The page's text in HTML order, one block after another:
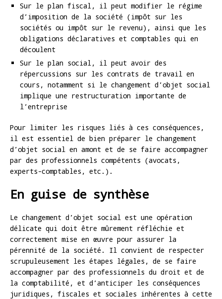
Sur le plan fiscal, il peut modifier le régime
d’imposition de la société (impôt sur les
sociétés ou impôt sur le revenu), ainsi que les
obligations déclaratives et comptables qui en
découlent
Sur le plan social, il peut avoir des
répercussions sur les contrats de travail en
cours, notamment si le changement d’objet social
implique une restructuration importante de
l’entreprise
Pour limiter les risques liés à ces conséquences,
il est essentiel de bien préparer le changement
d’objet social en amont et de se faire accompagner
par des professionnels compétents (avocats,
experts-comptables, etc.).
En guise de synthèse
Le changement d’objet social est une opération
délicate qui doit être mûrement réfléchie et
correctement mise en œuvre pour assurer la
pérennité de la société. Il convient de respecter
scrupuleusement les étapes légales, de se faire
accompagner par des professionnels du droit et de
la comptabilité, et d’anticiper les conséquences
juridiques, fiscales et sociales inhérentes à cette